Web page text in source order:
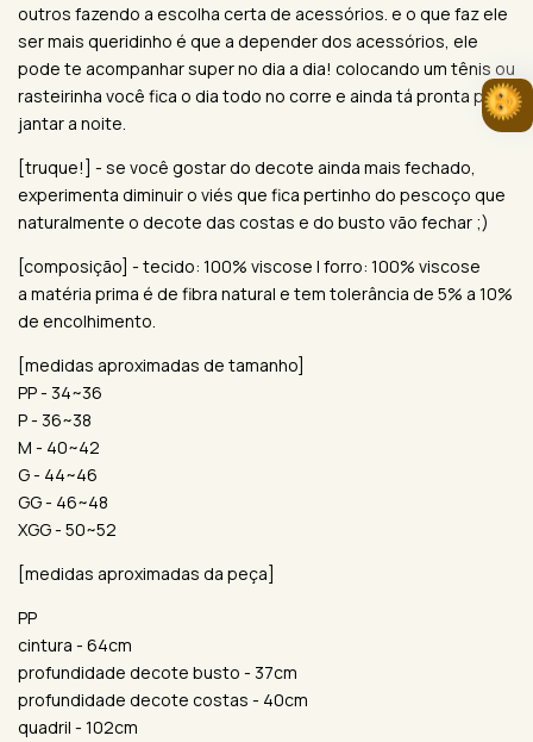
outros fazendo a escolha certa de acessórios. e o que faz ele
ser mais queridinho é que a depender dos acessórios, ele
pode te acompanhar super no dia a dia! colocando um tênis ou
rasteirinha você fica o dia todo no corre e ainda tá pronta pro
jantar a noite.
[truque!] - se você gostar do decote ainda mais fechado,
experimenta diminuir o viés que fica pertinho do pescoço que
naturalmente o decote das costas e do busto vão fechar ;)
[composição] - tecido: 100% viscose | forro: 100% viscose
a matéria prima é de fibra natural e tem tolerância de 5% a 10%
de encolhimento.
[medidas aproximadas de tamanho]
PP - 34~36
P - 36~38
M - 40~42
G - 44~46
GG - 46~48
XGG - 50~52
[medidas aproximadas da peça]
PP
cintura - 64cm
profundidade decote busto - 37cm
profundidade decote costas - 40cm
quadril - 102cm